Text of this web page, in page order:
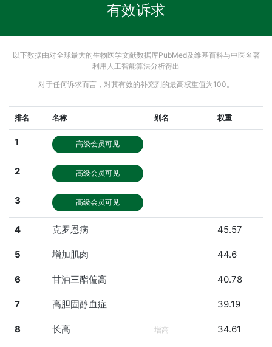
有效诉求
以下数据由对全球最大的生物医学文献数据库PubMed及维基百科与中医名著
利用人工智能算法分析得出
对于任何诉求而言，对其有效的补充剂的最高权重值为100。
排名 名称 别名 权重
1 高级会员可见
2 高级会员可见
3 高级会员可见
4 克罗恩病 45.57
5 增加肌肉 44.6
6 甘油三酯偏高 40.78
7 高胆固醇血症 39.19
8 长高 增高 34.61